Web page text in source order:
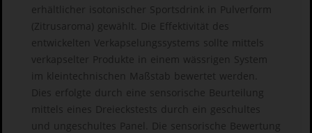
erhältlicher isotonischer Sportsdrink in Pulverform
(Zitrusaroma) gewählt. Die Effektivität des
entwickelten Verkapselungssystems sollte mittels
verkapselter Produkte in einem wässrigen System
im kleintechnischen Maßstab bewertet werden.
Dies erfolgte durch eine sensorische Beurteilung
mittels eines Dreieckstests durch ein geschultes
und ungeschultes Panel. Die sensorische Bewertung